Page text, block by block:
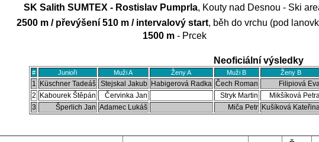
SK Salith SUMTEX - Rostislav Pumprla, Kouty nad Desnou - Ski
2500 m / převýšení 510 m / intervalový start, běh do vrchu (pod
1500 m - Prcek
Neoficiální výsledky
# Junioři Muži A Ženy A Muži B Ženy B
1 Küschner Tadeáš Stejskal Jakub Habigerová Radka Čech Roman Filipiová
2
Kabourek Štěpán Červinka Jan Stryk Martin Mikšíková
3
Šperlich Jan Adamec Lukáš Miča Petr Kušíková